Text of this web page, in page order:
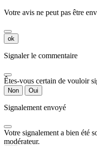
Votre avis ne peut pas être
ok
Signaler le commentaire
Êtes-vous certain de vouloir
Non Oui
Signalement envoyé
Votre signalement a bien été
modérateur.